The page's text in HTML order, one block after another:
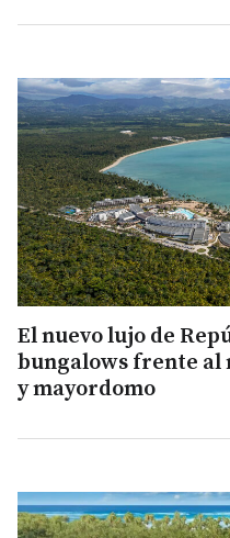
El nuevo lujo de
bungalows frente al
y mayordomo